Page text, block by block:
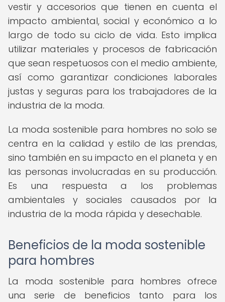
vestir y accesorios que tienen en cuenta el
impacto ambiental, social y económico a lo
largo de todo su ciclo de vida. Esto implica
utilizar materiales y procesos de fabricación
que sean respetuosos con el medio ambiente,
así como garantizar condiciones laborales
justas y seguras para los trabajadores de la
industria de la moda.
La moda sostenible para hombres no solo se
centra en la calidad y estilo de las prendas,
sino también en su impacto en el planeta y en
las personas involucradas en su producción.
Es una respuesta a los problemas
ambientales y sociales causados por la
industria de la moda rápida y desechable.
Beneficios de la moda sostenible
para hombres
La moda sostenible para hombres ofrece
una serie de beneficios tanto para los